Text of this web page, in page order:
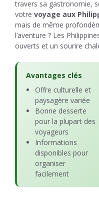
travers sa gastronomie,
votre voyage aux
mais de même
l’aventure ? Les
ouverts et un sourire
Avantages clés
Offre culturelle et
paysagère variée
Bonne desserte
pour la plupart des
voyageurs
Informations
disponibles pour
organiser
facilement